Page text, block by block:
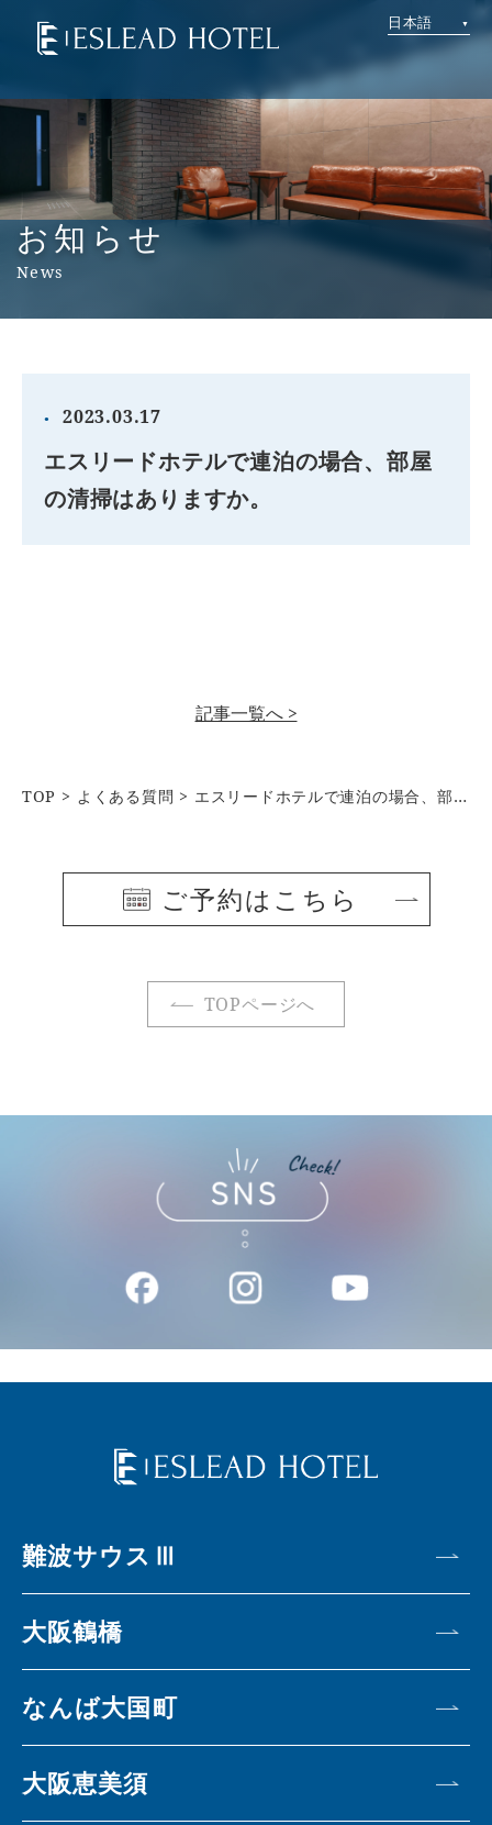
日本語
お知らせ
News
2023.03.17
エスリードホテルで連泊の場合、部屋
の清掃はありますか。
記事一覧へ >
TOP よくある質問 エスリードホテルで連泊の場合、部屋の清掃はありますか。
ご予約はこちら
TOPページへ
難波サウスⅢ
大阪鶴橋
なんば大国町
大阪恵美須